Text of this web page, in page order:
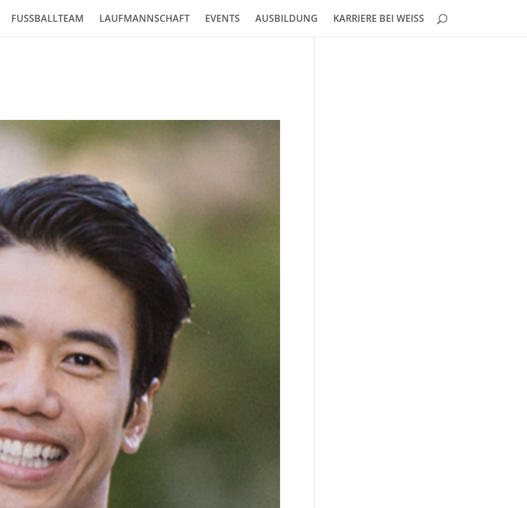
FUSSBALLTEAM LAUFMANNSCHAFT EVENTS AUSBILDUNG KARRIERE BEI WEISS